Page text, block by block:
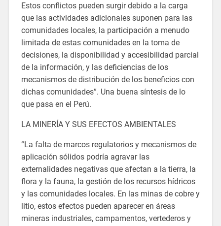
Estos conflictos pueden surgir debido a la carga
que las actividades adicionales suponen para las
comunidades locales, la participación a menudo
limitada de estas comunidades en la toma de
decisiones, la disponibilidad y accesibilidad parcial
de la información, y las deficiencias de los
mecanismos de distribución de los beneficios con
dichas comunidades”. Una buena síntesis de lo
que pasa en el Perú.
LA MINERÍA Y SUS EFECTOS AMBIENTALES
“La falta de marcos regulatorios y mecanismos de
aplicación sólidos podría agravar las
externalidades negativas que afectan a la tierra, la
flora y la fauna, la gestión de los recursos hídricos
y las comunidades locales. En las minas de cobre y
litio, estos efectos pueden aparecer en áreas
mineras industriales, campamentos, vertederos y